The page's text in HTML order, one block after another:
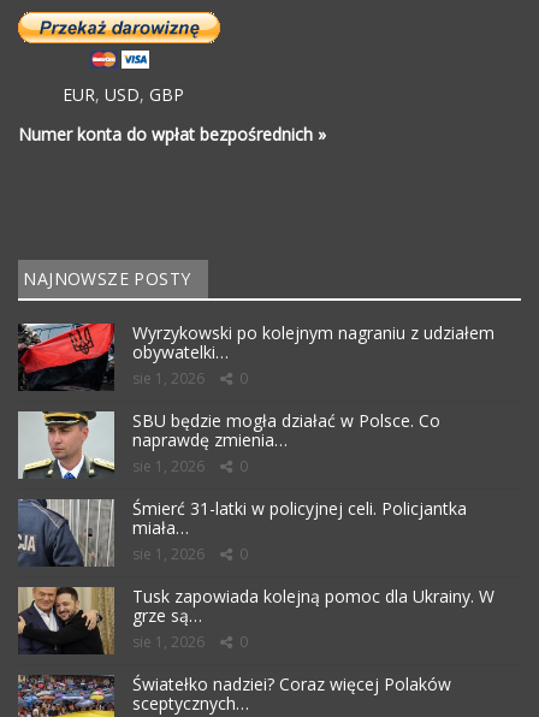
EUR, USD, GBP
Numer konta do wpłat bezpośrednich »
NAJNOWSZE POSTY
Wyrzykowski po kolejnym nagraniu z udziałem
obywatelki…
sie 1, 2026 0
SBU będzie mogła działać w Polsce. Co
naprawdę zmienia…
sie 1, 2026 0
Śmierć 31-latki w policyjnej celi. Policjantka
miała…
sie 1, 2026 0
Tusk zapowiada kolejną pomoc dla Ukrainy. W
grze są…
sie 1, 2026 0
Światełko nadziei? Coraz więcej Polaków
sceptycznych…